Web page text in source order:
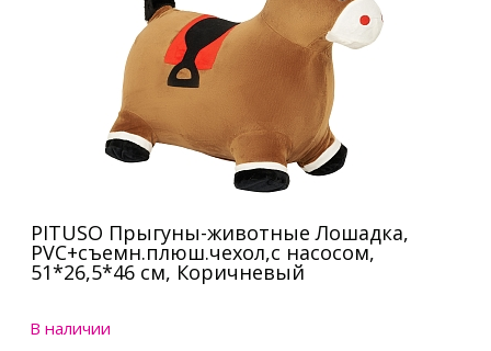
PITUSO Прыгуны-животные Лошадка,
PVC+съемн.плюш.чехол,с насосом,
51*26,5*46 см, Коричневый
В наличии